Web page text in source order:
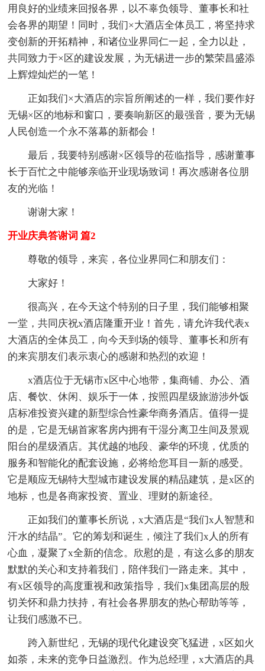
用良好的业绩来回报各界，以不辜负领导、董事长和社
会各界的期望！同时，我们×大酒店全体员工，将坚持求
变创新的开拓精神，和诸位业界同仁一起，全力以赴，
共同致力于×区的建设发展，为无锡进一步的繁荣昌盛添
上辉煌灿烂的一笔！
正如我们×大酒店的宗旨所阐述的一样，我们要作好
无锡×区的地标和窗口，要奏响新区的最强音，要为无锡
人民创造一个永不落幕的新都会！
最后，我要特别感谢×区领导的莅临指导，感谢董事
长于百忙之中能够亲临开业现场致词！再次感谢各位朋
友的光临！
谢谢大家！
开业庆典答谢词 篇2
尊敬的领导，来宾，各位业界同仁和朋友们：
大家好！
很高兴，在今天这个特别的日子里，我们能够相聚
一堂，共同庆祝x酒店隆重开业！首先，请允许我代表x
大酒店的全体员工，向今天到场的领导、董事长和所有
的来宾朋友们表示衷心的感谢和热烈的欢迎！
x酒店位于无锡市x区中心地带，集商铺、办公、酒
店、餐饮、休闲、娱乐于一体，按照四星级旅游涉外饭
店标准投资兴建的新型综合性豪华商务酒店。值得一提
的是，它是无锡首家客房内拥有干湿分离卫生间及景观
阳台的星级酒店。其优越的地段、豪华的环境，优质的
服务和智能化的配套设施，必将给您耳目一新的感受。
它是顺应无锡特大型城市建设发展的精品建筑，是x区的
地标，也是各商家投资、置业、理财的新途径。
正如我们的董事长所说，x大酒店是“我们x人智慧和
汗水的结晶”。它的筹划和诞生，倾注了我们x人的所有
心血，凝聚了x全新的信念。欣慰的是，有这么多的朋友
默默的关心和支持着我们，陪伴我们一路走来。其中，
有x区领导的高度重视和政策指导，我们x集团高层的殷
切关怀和鼎力扶持，有社会各界朋友的热心帮助等等，
让我们感激不已。
跨入新世纪，无锡的现代化建设突飞猛进，x区如火
如荼，未来的竞争日益激烈。作为总经理，x大酒店的具